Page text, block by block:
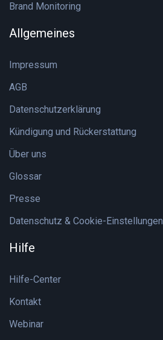
Brand Monitoring
Allgemeines
Impressum
AGB
Datenschutzerklärung
Kündigung und Rückerstattung
Über uns
Glossar
Presse
Datenschutz & Cookie-Einstellungen
Hilfe
Hilfe-Center
Kontakt
Webinar